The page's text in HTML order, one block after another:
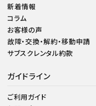
新着情報
コラム
お客様の声
故障・交換・解約・移動申請
サブスクレンタル約款
ガイドライン
ご利用ガイド